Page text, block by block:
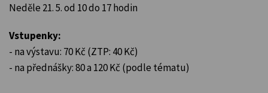
Neděle 21. 5. od 10 do 17 hodin
Vstupenky:
- na výstavu: 70 Kč (ZTP: 40 Kč)
- na přednášky: 80 a 120 Kč (podle tématu)